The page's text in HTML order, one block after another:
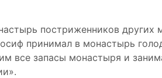
постриженников других
принимал в монастырь
все запасы монастыря и